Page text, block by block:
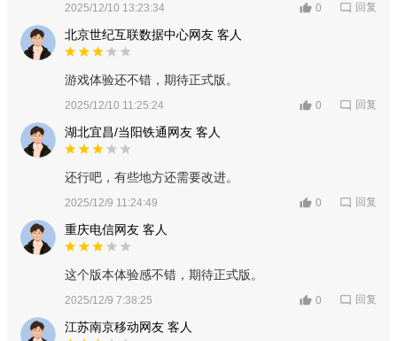
2025/12/10 13:23:34 0 回复
北京世纪互联数据中心网友 客人
游戏体验还不错，期待正式版。
2025/12/10 11:25:24 0 回复
湖北宜昌/当阳铁通网友 客人
还行吧，有些地方还需要改进。
2025/12/9 11:24:49 0 回复
重庆电信网友 客人
这个版本体验感不错，期待正式版。
2025/12/9 7:38:25 0 回复
江苏南京移动网友 客人